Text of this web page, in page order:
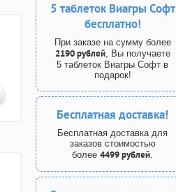
5 таблеток Виагры Софт
бесплатно!
При заказе на сумму более
2190 рублей, Вы получаете
5 таблеток Виагры Софт в
подарок!
Бесплатная доставка!
Бесплатная доставка для
заказов стоимостью
более 4499 рублей.